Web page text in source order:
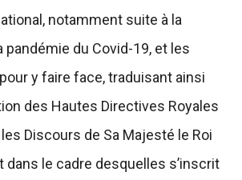
notamment suite à la
pandémie du Covid-19, et les
y faire face, traduisant ainsi
des Hautes Directives Royales
Discours de Sa Majesté le Roi
dans le cadre desquelles s’inscrit